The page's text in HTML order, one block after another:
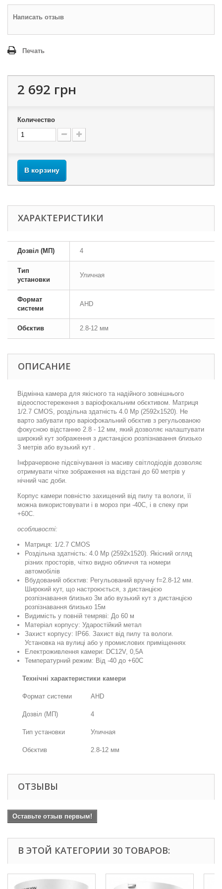
Написать отзыв
Печать
2 692 грн
Количество
В корзину
ХАРАКТЕРИСТИКИ
Дозвіл (МП) 4
Тип
установки
Уличная
Формат
системи
AHD
Обєктив 2.8-12 мм
ОПИСАНИЕ
Відмінна камера для якісного та надійного зовнішнього
відеоспостереження з варіофокальним обєктивом. Матриця
1/2.7 CMOS, роздільна здатність 4.0 Mp (2592x1520). Не
варто забувати про варіофокальний обєктив з регульованою
фокусною відстанню 2.8 - 12 мм, який дозволяє налаштувати
широкий кут зображення з дистанцією розпізнавання близько
3 метрів або вузький кут .
Інфрачервоне підсвічування із масиву світлодіодів дозволяє
отримувати чітке зображення на відстані до 60 метрів у
нічний час доби.
Корпус камери повністю захищений від пилу та вологи, її
можна використовувати і в мороз при -40C, і в спеку при
+60C.
особливості:
Матриця: 1/2.7 CMOS
Роздільна здатність: 4.0 Mp (2592x1520). Якісний огляд
різних просторів, чітко видно обличчя та номери
автомобілів
Вбудований обєктив: Регульований вручну f=2.8-12 мм.
Широкий кут, що настроюється, з дистанцією
розпізнавання близько 3м або вузький кут з дистанцією
розпізнавання близько 15м
Видимість у повній темряві: До 60 м
Матеріал корпусу: Ударостійкий метал
Захист корпусу: IP66. Захист від пилу та вологи.
Установка на вулиці або у промислових приміщеннях
Електроживлення камери: DC12V, 0,5A
Температурний режим: Від -40 до +60С
Технічні характеристики камери
Формат системи AHD
Дозвіл (МП) 4
Тип установки Уличная
Обєктив 2.8-12 мм
ОТЗЫВЫ
Оставьте отзыв первым!
В ЭТОЙ КАТЕГОРИИ 30 ТОВАРОВ: